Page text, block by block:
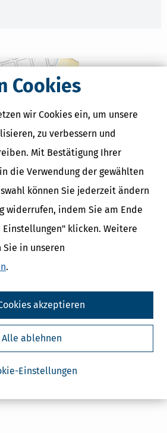
Cookies
wir Cookies ein, um unsere
zu verbessern und
Mit Bestätigung Ihrer
die Verwendung der gewählten
können Sie jederzeit ändern
widerrufen, indem Sie am Ende
Einstellungen" klicken. Weitere
in unseren
.
Einstellungen
Alle ablehnen
akzeptieren
News
Die
ich gelesen.
ich jederzeit durch